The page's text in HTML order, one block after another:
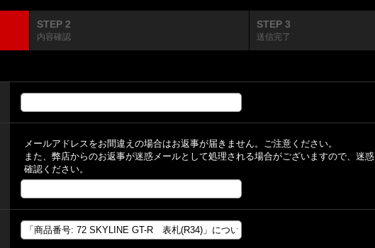
STEP 2
内容確認
STEP 3
送信完了
メールアドレスをお間違えの場合はお返事が届きません。ご注意ください。
また、弊店からのお返事が迷惑メールとして処理される場合がございますので、迷
確認ください。